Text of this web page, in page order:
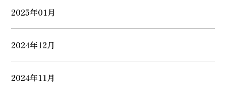
2025年01月
2024年12月
2024年11月